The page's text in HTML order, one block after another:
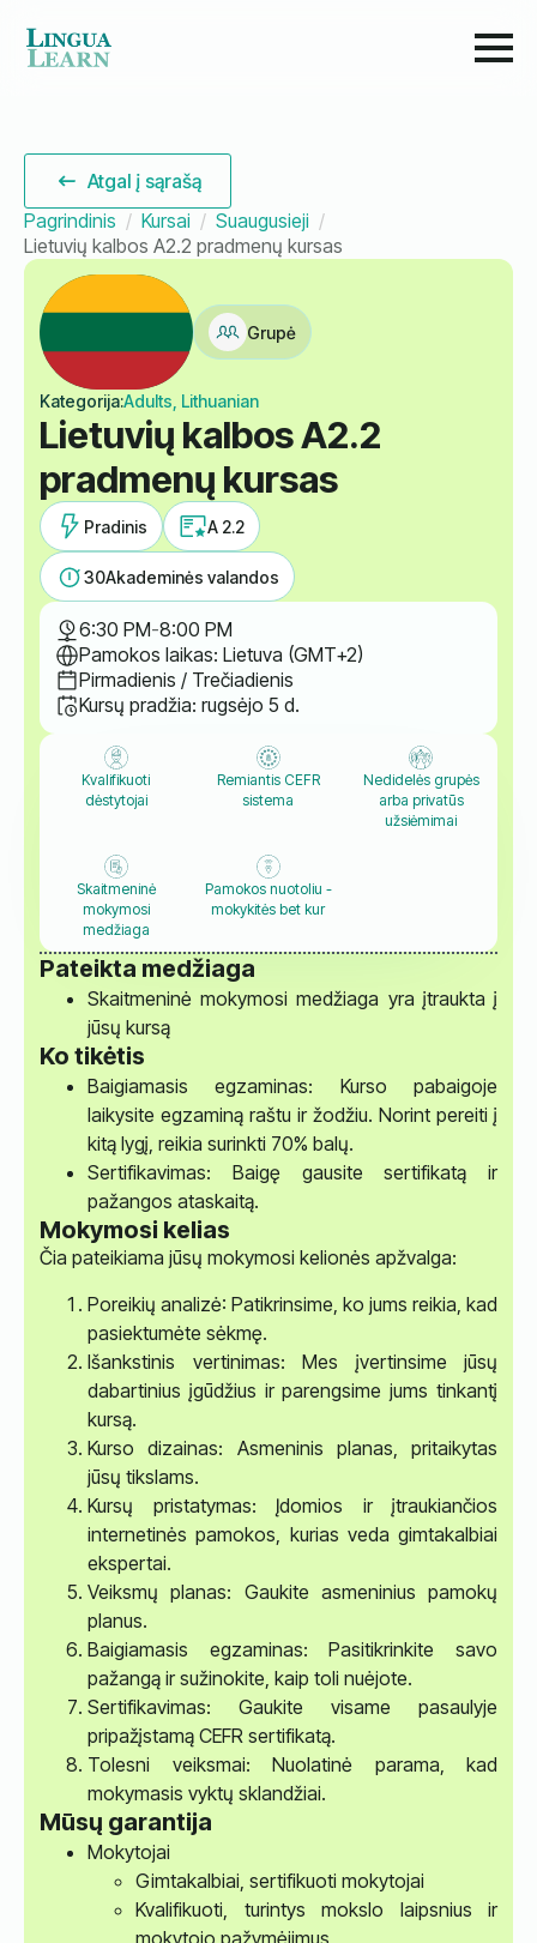
Atgal į sąrašą
Pagrindinis
Kursai
Suaugusieji
Lietuvių kalbos A2.2 pradmenų kursas
Grupė
Kategorija:Adults, Lithuanian
Lietuvių kalbos A2.2
pradmenų kursas
Pradinis A 2.2
30Akademinės valandos
6:30 PM-8:00 PM
Pamokos laikas: Lietuva (GMT+2)
Pirmadienis / Trečiadienis
Kursų pradžia: rugsėjo 5 d.
Kvalifikuoti
dėstytojai
Remiantis CEFR
sistema
Nedidelės grupės
arba privatūs
užsiėmimai
Skaitmeninė
mokymosi
medžiaga
Pamokos nuotoliu -
mokykitės bet kur
Pateikta medžiaga
Skaitmeninė mokymosi medžiaga yra įtraukta į
jūsų kursą
Ko tikėtis
Baigiamasis egzaminas: Kurso pabaigoje
laikysite egzaminą raštu ir žodžiu. Norint pereiti į
kitą lygį, reikia surinkti 70% balų.
Sertifikavimas: Baigę gausite sertifikatą ir
pažangos ataskaitą.
Mokymosi kelias
Čia pateikiama jūsų mokymosi kelionės apžvalga:
Poreikių analizė: Patikrinsime, ko jums reikia, kad
pasiektumėte sėkmę.
Išankstinis vertinimas: Mes įvertinsime jūsų
dabartinius įgūdžius ir parengsime jums tinkantį
kursą.
Kurso dizainas: Asmeninis planas, pritaikytas
jūsų tikslams.
Kursų pristatymas: Įdomios ir įtraukiančios
internetinės pamokos, kurias veda gimtakalbiai
ekspertai.
Veiksmų planas: Gaukite asmeninius pamokų
planus.
Baigiamasis egzaminas: Pasitikrinkite savo
pažangą ir sužinokite, kaip toli nuėjote.
Sertifikavimas: Gaukite visame pasaulyje
pripažįstamą CEFR sertifikatą.
Tolesni veiksmai: Nuolatinė parama, kad
mokymasis vyktų sklandžiai.
Mūsų garantija
Mokytojai
Gimtakalbiai, sertifikuoti mokytojai
Kvalifikuoti, turintys mokslo laipsnius ir
mokytojo pažymėjimus